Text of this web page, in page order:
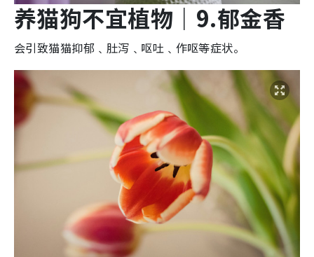
养猫狗不宜植物 ｜9.郁金香
会引致猫猫抑郁﹑肚泻﹑呕吐﹑作呕等症状。